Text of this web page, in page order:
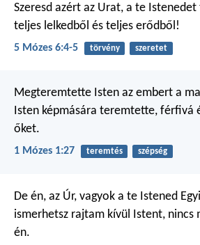
Szeresd azért az Urat, a te
teljes lelkedből és teljes erődből!
5 Mózes 6:4-5 törvény szeretet
Megteremtette Isten az embert a
Isten képmására teremtette, férfivá
őket.
1 Mózes 1:27 teremtés szépség
De én, az Úr, vagyok a te Istened
ismerhetsz rajtam kívül Istent, nincs
én.